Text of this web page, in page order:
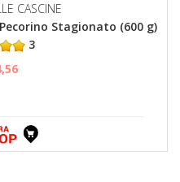
CASCINE
Stagionato (600 g)
3